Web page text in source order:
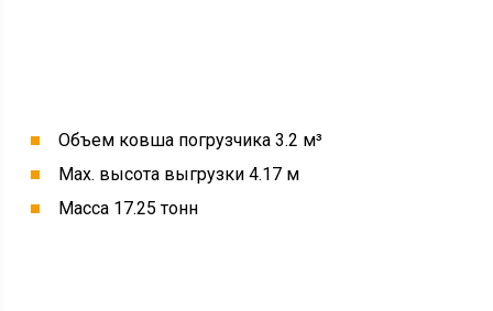
Объем ковша погрузчика 3.2 м³
Max. высота выгрузки 4.17 м
Масса 17.25 тонн